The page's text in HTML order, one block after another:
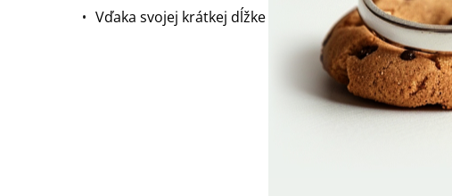
Vďaka svojej krátkej dĺžke môžu retiazku nosiť aj deti.